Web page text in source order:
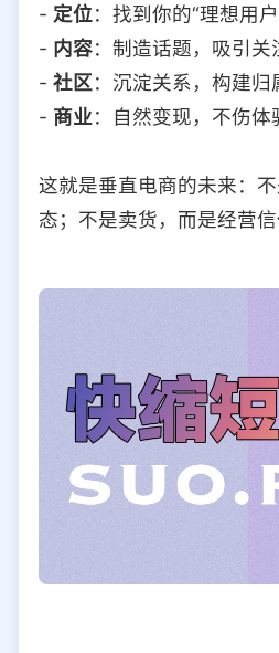
- 定位：找到你的“理想用户
- 内容：制造话题，吸引关
- 社区：沉淀关系，构建归
- 商业：自然变现，不伤体
这就是垂直电商的未来：
态；不是卖货，而是经营信